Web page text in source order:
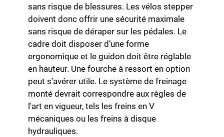
sans risque de blessures. Les vélos stepper
doivent donc offrir une sécurité maximale
sans risque de déraper sur les pédales. Le
cadre doit disposer d’une forme
ergonomique et le guidon doit être réglable
en hauteur. Une fourche à ressort en option
peut s’avérer utile. Le système de freinage
monté devrait correspondre aux règles de
l'art en vigueur, tels les freins en V
mécaniques ou les freins à disque
hydrauliques.